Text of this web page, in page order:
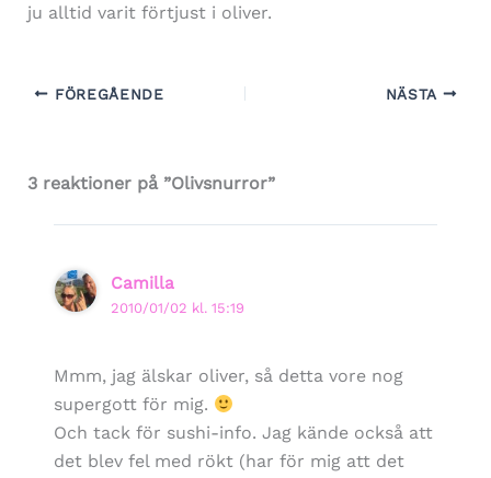
ju alltid varit förtjust i oliver.
FÖREGÅENDE NÄSTA
3 reaktioner på ”Olivsnurror”
Camilla
2010/01/02 kl. 15:19
Mmm, jag älskar oliver, så detta vore nog
supergott för mig.
Och tack för sushi-info. Jag kände också att
det blev fel med rökt (har för mig att det